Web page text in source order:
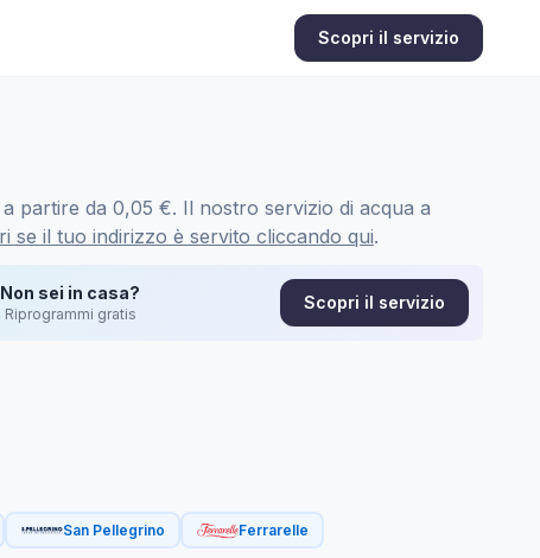
Scopri il servizio
partire da 0,05 €. Il nostro servizio di acqua a
se il tuo indirizzo è servito cliccando qui.
Non sei in casa?
Riprogrammi gratis
Scopri il servizio
San Pellegrino Ferrarelle